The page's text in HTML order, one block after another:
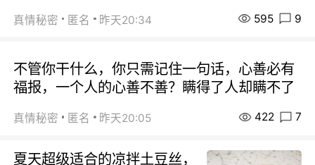
真情秘密 匿名 昨天20:34 595 9
不管你干什么，你只需记住一句话，心善必有
福报，一个人的心善不善？瞒得了人却瞒不了
真情秘密 匿名 昨天20:05 422 7
夏天超级适合的凉拌土豆丝，